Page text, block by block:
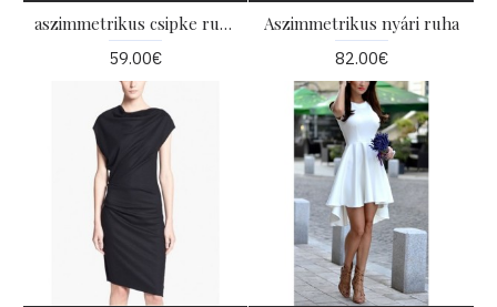
aszimmetrikus csipke ruha
59.00€
Aszimmetrikus nyári ruha
82.00€